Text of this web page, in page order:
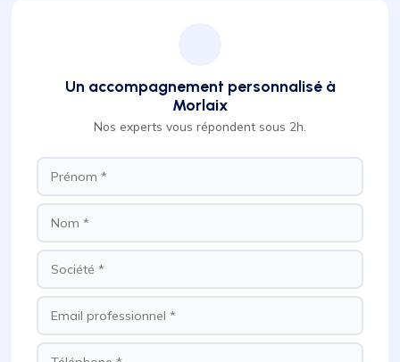
Un accompagnement personnalisé à
Morlaix
Nos experts vous répondent sous 2h.